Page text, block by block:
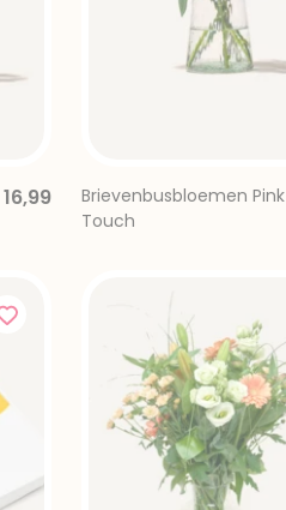
16,99
Brievenbusbloemen Pink
Touch